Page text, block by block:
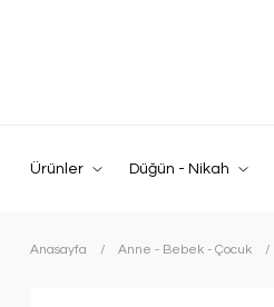
Ürünler Düğün - Nikah
Anasayfa Anne - Bebek - Çocuk